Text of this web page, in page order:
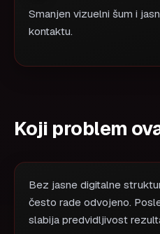
Smanjen vizuelni šum i
kontaktu.
Koji problem
Bez jasne digitalne
često rade odvojeno.
slabija predvidljivost